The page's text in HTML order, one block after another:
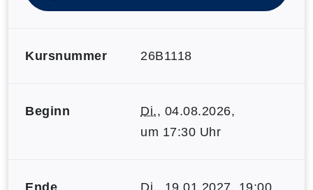
Kursnummer 26B1118
Beginn Di., 04.08.2026,
um 17:30 Uhr
Ende Di., 19.01.2027, 19:00